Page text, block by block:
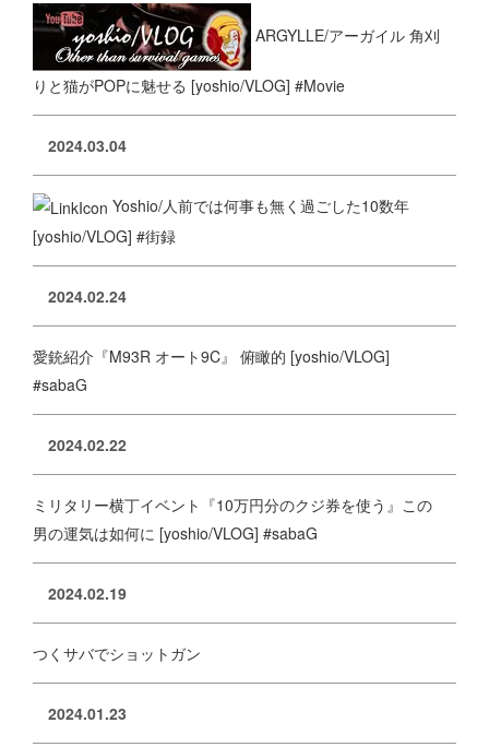
ARGYLLE/アーガイル 角刈
りと猫がPOPに魅せる [yoshio/VLOG] #Movie
2024.03.04
Yoshio/人前では何事も無く過ごした10数年
[yoshio/VLOG] #街録
2024.02.24
愛銃紹介『M93R オート9C』 俯瞰的 [yoshio/VLOG]
#sabaG
2024.02.22
ミリタリー横丁イベント『10万円分のクジ券を使う』この
男の運気は如何に [yoshio/VLOG] #sabaG
2024.02.19
つくサバでショットガン
2024.01.23